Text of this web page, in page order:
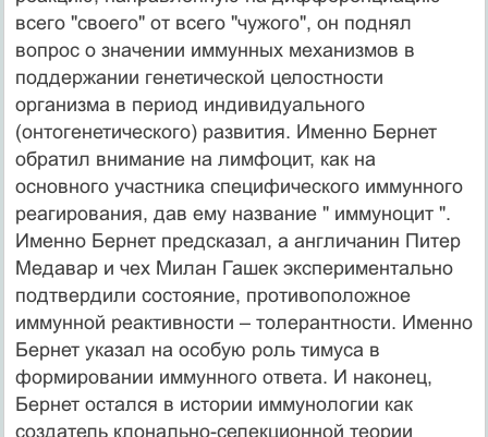
всего "своего" от всего "чужого", он поднял
вопрос о значении иммунных механизмов в
поддержании генетической целостности
организма в период индивидуального
(онтогенетического) развития. Именно Бернет
обратил внимание на лимфоцит, как на
основного участника специфического иммунного
реагирования, дав ему название " иммуноцит ".
Именно Бернет предсказал, а англичанин Питер
Медавар и чех Милан Гашек экспериментально
подтвердили состояние, противоположное
иммунной реактивности – толерантности. Именно
Бернет указал на особую роль тимуса в
формировании иммунного ответа. И наконец,
Бернет остался в истории иммунологии как
создатель клонально-селекционной теории